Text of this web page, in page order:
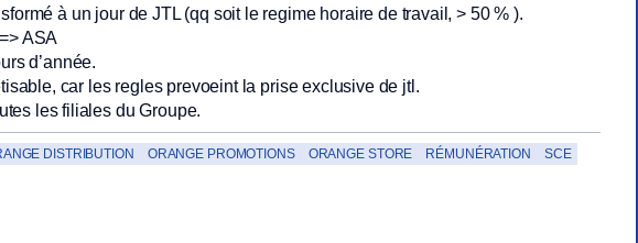
à un jour de JTL (qq soit le regime horaire de travail, > 50 % ).
ASA
d’année.
car les regles prevoeint la prise exclusive de jtl.
les filiales du Groupe.
DISTRIBUTION ORANGE PROMOTIONS ORANGE STORE RÉMUNÉRATION
SCE